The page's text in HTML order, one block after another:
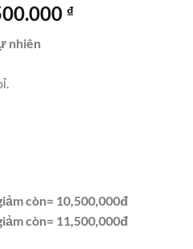
₫Giá
nhiên
còn= 10,500,000đ
còn= 11,500,000đ